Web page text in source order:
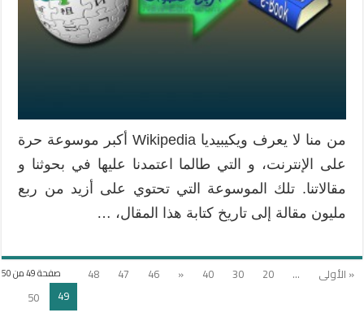
من منا لا يعرف ويكيبيديا Wikipedia أكبر موسوعة حرة
على الإنترنت، و التي طالما اعتمدنا عليها في بحوثنا و
مقالاتنا. تلك الموسوعة التي تحتوي على أزيد من ربع
مليون مقالة إلى تاريخ كتابة هذا المقال، …
صفحة 49 من 50 « الأولى ...
20
30
40
«
46
47
48
49
50